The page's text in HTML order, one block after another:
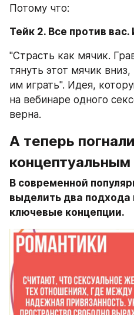
Потому что:
Тейк 2. Все против
"Страсть как мячик.
тянуть этот мячик
им играть". Идея,
на вебинаре одного
верна.
А теперь
В современной
выделить два
ключевые концепции.